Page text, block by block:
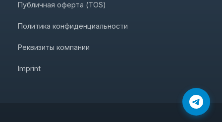
Публичная оферта (TOS)
Политика конфиденциальности
Реквизиты компании
Imprint